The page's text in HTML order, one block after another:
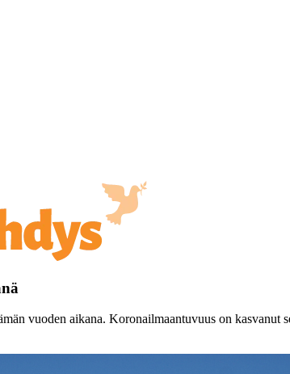
vuoden aikana. Koronailmaantuvuus on